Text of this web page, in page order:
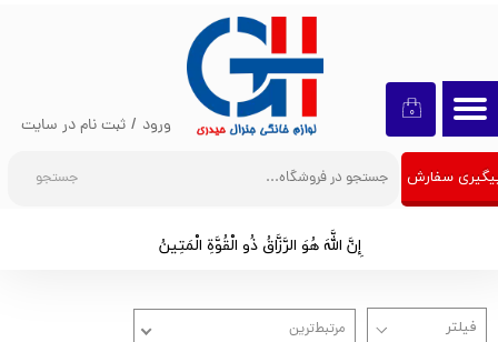
جستجو
۰
ورود / ثبت نام در سایت
تغییر گذر واژه
سفارشات
خروج از حساب کاربری
سفارش
إِنَّ اللَّهَ هُوَ الرَّزَّاقُ ذُو الْقُوَّةِ الْمَتِينُ​​​​​​​
مرتبط‌ترین